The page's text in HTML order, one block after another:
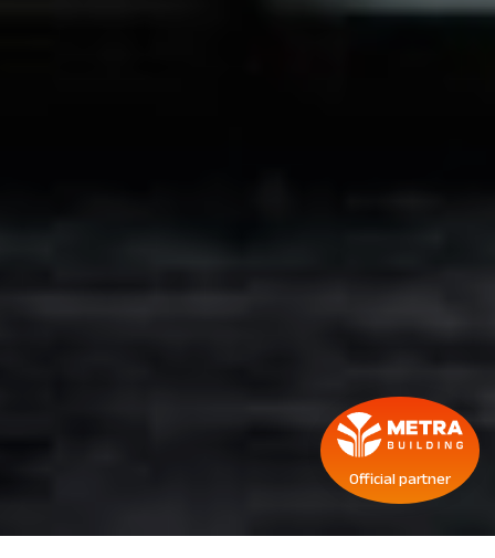
Official partner